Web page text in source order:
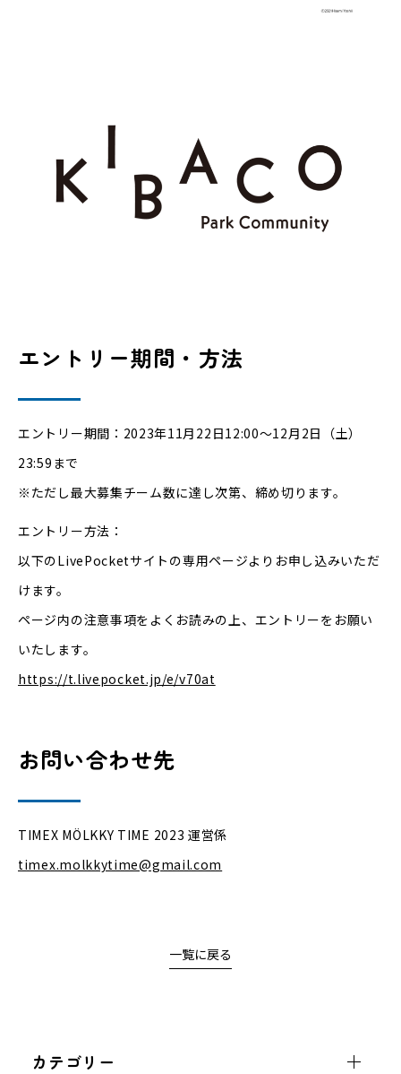
エントリー期間・方法
エントリー期間：2023年11月22日12:00〜12月2日（土）
23:59まで
※ただし最大募集チーム数に達し次第、締め切ります。
エントリー方法：
以下のLivePocketサイトの専用ページよりお申し込みいただ
けます。
ページ内の注意事項をよくお読みの上、エントリーをお願い
いたします。
https://t.livepocket.jp/e/v70at
お問い合わせ先
TIMEX MÖLKKY TIME 2023 運営係
timex.molkkytime@gmail.com
一覧に戻る
カテゴリー